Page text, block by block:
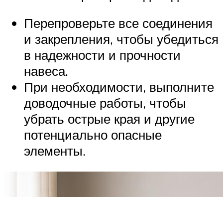
Перепроверьте все соединения
и закрепления, чтобы убедиться
в надежности и прочности
навеса.
При необходимости, выполните
доводочные работы, чтобы
убрать острые края и другие
потенциально опасные
элементы.